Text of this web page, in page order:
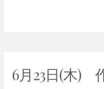
6月23日(木)